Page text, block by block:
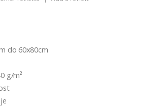
do 60x80cm
g/m²